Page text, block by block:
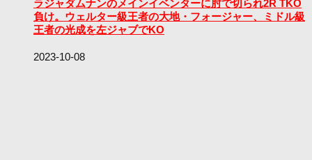
ラジャダムナンのメインイベンターに肘で切られ2R TKO
負け。ウェルター級王者の大地・フォージャー、ミドル級
王者の光成を左ジャブでKO
2023-10-08